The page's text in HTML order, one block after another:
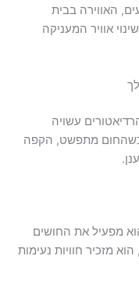
האווירה בבית
אוויר המעניקה
עשויה
כשהחום מתפשט, הקפה
מפעיל את החושים
מזכיר חוויות נעימות